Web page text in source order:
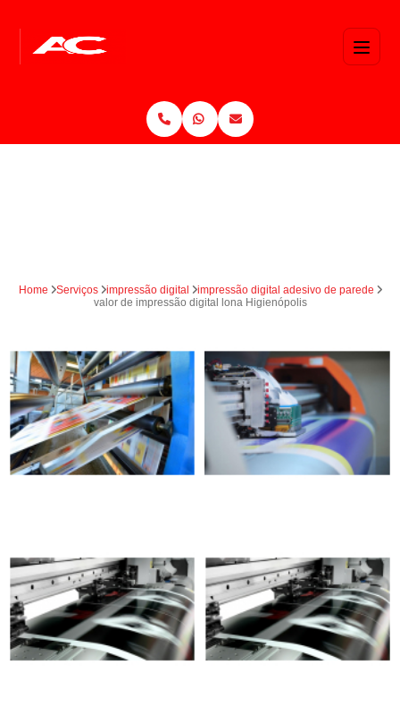
Home Serviços impressão digital
impressão digital adesivo de parede
valor de impressão digital lona Higienópolis